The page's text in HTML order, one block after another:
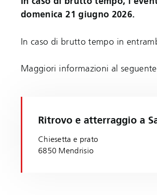
domenica 21 giugno 2026.
In caso di brutto tempo in
Maggiori informazioni al seguente
Ritrovo e atterraggio a
Chiesetta e prato
6850 Mendrisio